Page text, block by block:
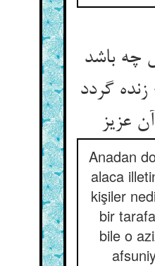
چه باشد
گردد
عزیز
Anadan
alaca
kişiler
bir
bile o